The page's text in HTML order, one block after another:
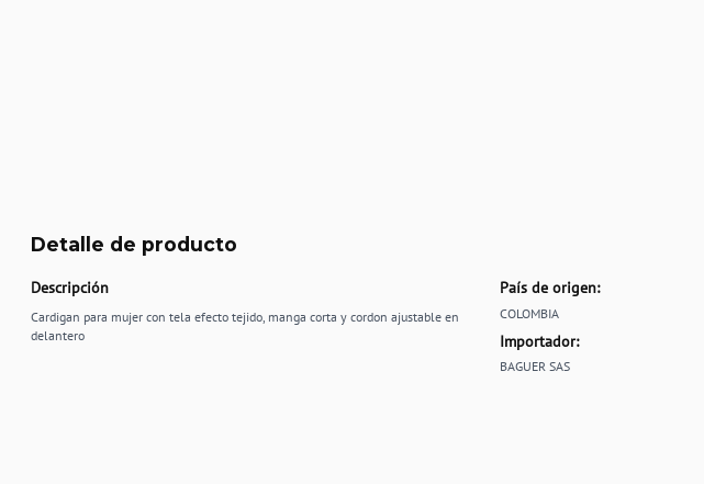
Detalle de producto
Descripción
Cardigan para mujer con tela efecto tejido, manga corta y cordon ajustable en
delantero
País de origen:
COLOMBIA
Importador:
BAGUER SAS